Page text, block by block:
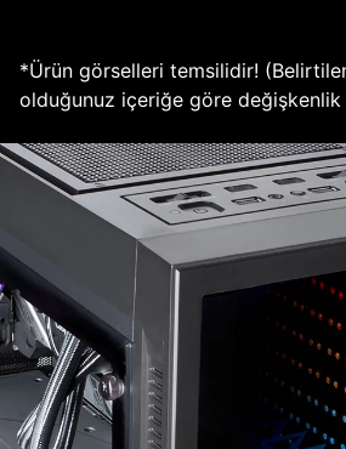
*Ürün görselleri temsilidir!
olduğunuz içeriğe göre